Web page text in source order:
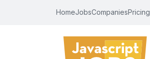
HomeJobsCompaniesPricing